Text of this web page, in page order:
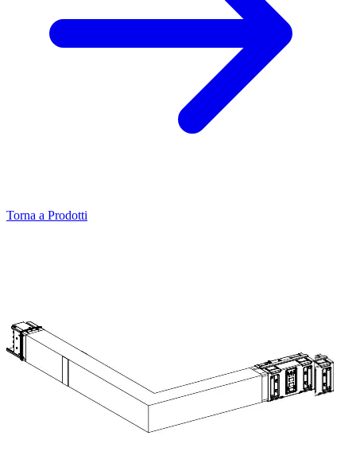
Torna a Prodotti